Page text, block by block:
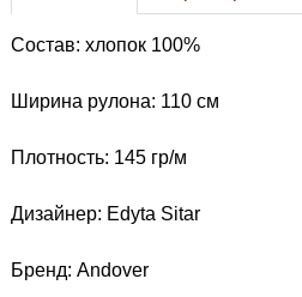
Состав: хлопок 100%
Ширина рулона: 110 см
Плотность: 145 гр/м
Дизайнер: Edyta Sitar
Бренд: Andover